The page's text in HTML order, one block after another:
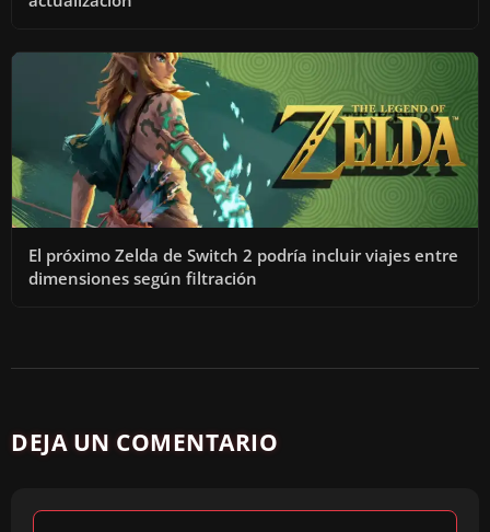
El próximo Zelda de Switch 2 podría incluir viajes entre
dimensiones según filtración
DEJA UN COMENTARIO